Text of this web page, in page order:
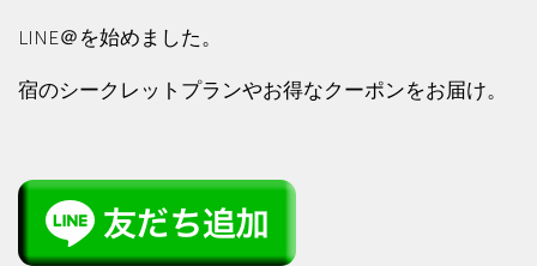
LINE＠を始めました。
宿のシークレットプランやお得なクーポンをお届け。